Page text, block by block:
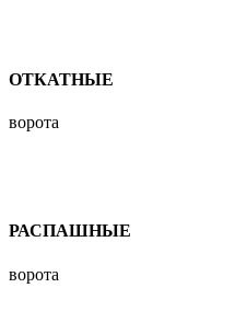
ОТКАТНЫЕ
ворота
РАСПАШНЫЕ
ворота